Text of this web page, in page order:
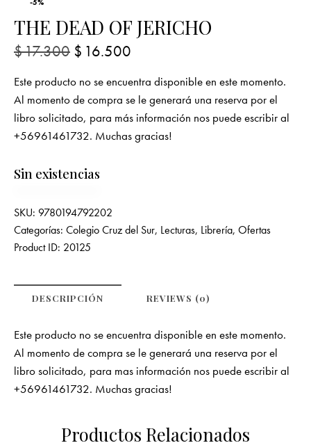
-5%
THE DEAD OF JERICHO
$17.300 $ 16.500
Este producto no se encuentra disponible en este momento.
Al momento de compra se le generará una reserva por el
libro solicitado, para más información nos puede escribir al
+56961461732. Muchas gracias!
Sin existencias
SKU: 9780194792202
Categorías: Colegio Cruz del Sur, Lecturas, Librería, Ofertas
Product ID: 20125
DESCRIPCIÓN REVIEWS (0)
Este producto no se encuentra disponible en este momento.
Al momento de compra se le generará una reserva por el
libro solicitado, para mas información nos puede escribir al
+56961461732. Muchas gracias!
Productos Relacionados